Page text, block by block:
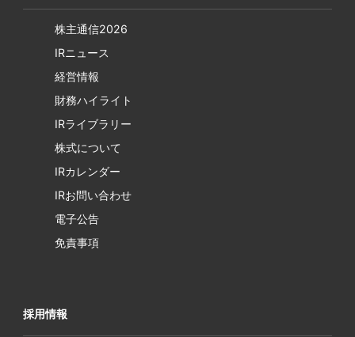
株主通信2026
IRニュース
経営情報
財務ハイライト
IRライブラリー
株式について
IRカレンダー
IRお問い合わせ
電子公告
免責事項
採用情報